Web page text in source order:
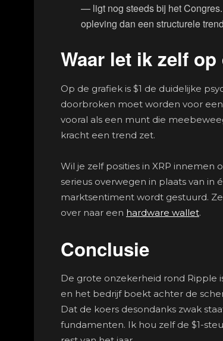
— ligt nog steeds bij het
opleving dan een structurele
Waar let ik zelf
Op de grafiek is $1 de duidelijke
doorbroken moet worden voor
vooral als een munt die
kracht een trend zet.
Wil je zelf posities in XRP
serieus overwegen in plaats van
marktsentiment wordt gestuurd.
over naar een hardware wallet.
Conclusie
De grote onzekerheid rond Ripple
en het bedrijf boekt achter de
Dat de koers desondanks zwak
fundamenten. Ik hou zelf de $1-